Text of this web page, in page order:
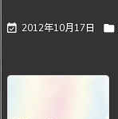
 2012年10月17日 